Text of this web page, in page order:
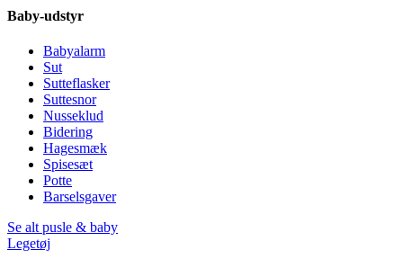
Baby-udstyr
Babyalarm
Sut
Sutteflasker
Suttesnor
Nusseklud
Bidering
Hagesmæk
Spisesæt
Potte
Barselsgaver
Se alt pusle & baby
Legetøj